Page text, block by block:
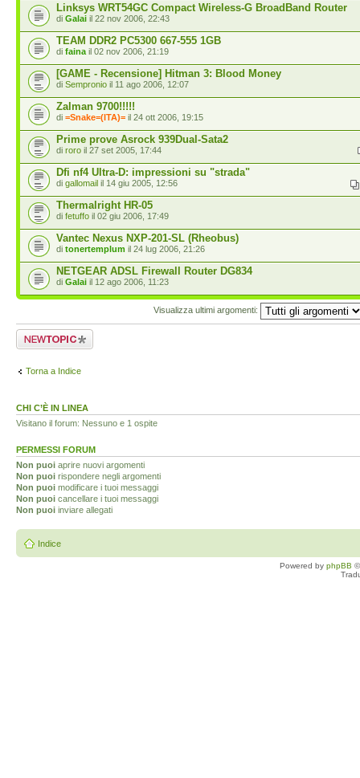
Linksys WRT54GC Compact Wireless-G BroadBand Router
di Galai il 22 nov 2006, 22:43
TEAM DDR2 PC5300 667-555 1GB
di faina il 02 nov 2006, 21:19
[GAME - Recensione] Hitman 3: Blood Money
di Sempronio il 11 ago 2006, 12:07
Zalman 9700!!!!!
di =Snake=(ITA)= il 24 ott 2006, 19:15
Prime prove Asrock 939Dual-Sata2
di roro il 27 set 2005, 17:44
Dfi nf4 Ultra-D: impressioni su "strada"
di gallomail il 14 giu 2005, 12:56
Thermalright HR-05
di fetuffo il 02 giu 2006, 17:49
Vantec Nexus NXP-201-SL (Rheobus)
di tonertemplum il 24 lug 2006, 21:26
NETGEAR ADSL Firewall Router DG834
di Galai il 12 ago 2006, 11:23
Visualizza ultimi argomenti:
Scrivi un nuovo
argomento
Torna a Indice
CHI C’È IN LINEA
Visitano il forum: Nessuno e 1 ospite
PERMESSI FORUM
Non puoi aprire nuovi argomenti
Non puoi rispondere negli argomenti
Non puoi modificare i tuoi messaggi
Non puoi cancellare i tuoi messaggi
Non puoi inviare allegati
Indice
Powered by phpBB